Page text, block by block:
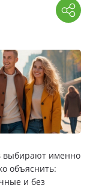
выбирают именно
объяснить:
и без